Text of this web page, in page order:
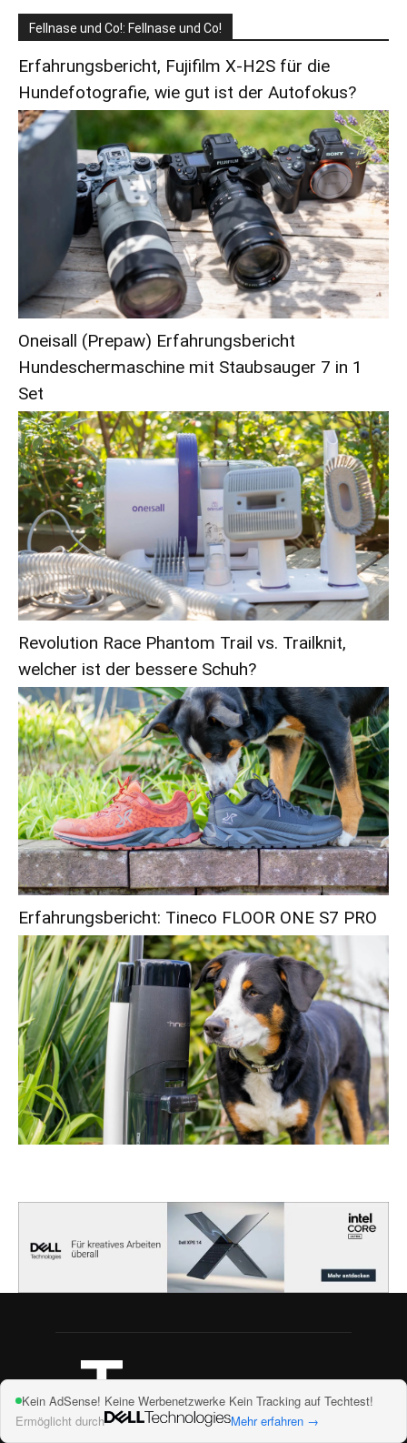
Fellnase und Co!: Fellnase und Co!
Erfahrungsbericht, Fujifilm X-H2S für die
Hundefotografie, wie gut ist der Autofokus?
Oneisall (Prepaw) Erfahrungsbericht
Hundeschermaschine mit Staubsauger 7 in 1
Set
Revolution Race Phantom Trail vs. Trailknit,
welcher ist der bessere Schuh?
Erfahrungsbericht: Tineco FLOOR ONE S7 PRO
Kein AdSense! Keine Werbenetzwerke Kein Tracking auf Techtest!
Ermöglicht durch
Mehr erfahren →